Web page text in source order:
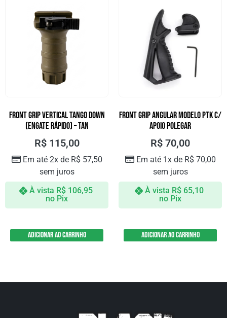
Front Grip Vertical Tango Down
(Engate Rápido) – Tan
R$115,00
Em até 2x de R$ 57,50
sem juros
À vista R$106,95
no Pix
Adicionar ao carrinho
FRONT GRIP ANGULAR MODELO PTK C/
APOIO POLEGAR
R$ 70,00
Em até 1x de R$ 70,00
sem juros
À vista R$ 65,10
no Pix
Adicionar ao carrinho